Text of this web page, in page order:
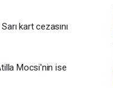
kart cezasını
Mocsi'nin ise